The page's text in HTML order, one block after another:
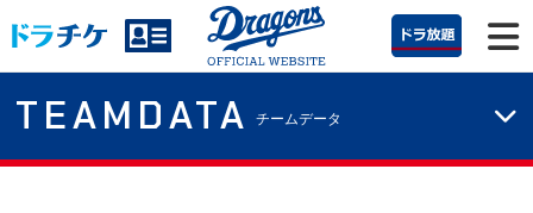
TEAMDATA チームデータ